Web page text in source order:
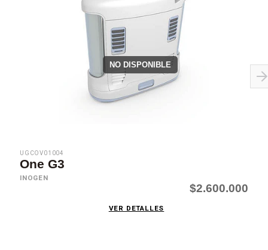
NO DISPONIBLE
UGCOV01004
One G3
INOGEN
$2.600.000
VER DETALLES